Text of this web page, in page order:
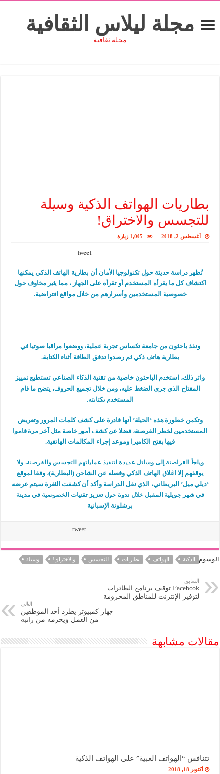
مجلة ليلاس الثقافية
مجلة ثقافية
بطاريات الهواتف الذكية وسيلة
للتجسس والاختراق!
أغسطس 2, 2018 1,005 زيارة
tweet
تُظهر دراسة حديثة حول تكنولوجيا الأمان أن بطارية الهاتف الذكي يمكنها
اكتشاف كل ما يقرأه المستخدم أو تقرأه على الجهاز ، مما يثير مخاوف حول
خصوصية المستخدمين وأسرارهم من خلال مواقع افتراضية.
ونفذ باحثون من جامعة تكساس تجربة عملية، ووضعوا مراقبا صوتيا في
بطارية هاتف ذكي ثم رصدوا تدفق الطاقة أثناء الكتابة.
واثر ذلك، استخدم الباحثون خاصية من تقنية الذكاء الصناعي تستطيع تمييز
المفتاح الذي جرى الضغط عليه، ومن خلال تجميع الحروف، يتضح ما قام
المستخدم بكتابته.
وتكمن خطورة هذه ‘الحيلة’ أنها قادرة على كشف كلمات المرور وتعريض
المستخدمين لخطر القرصنة، فضلا عن كشف أمور خاصة مثل آخر مرة قاموا
فيها بفتح الكاميرا وموعد إجراء المكالمات الهاتفية.
ويلجأ القراصنة إلى وسائل عديدة لتنفيذ عملياتهم للتجسس والقرصنة، ولا
يوقفهم إلا اغلاق الهاتف الذكي وفصله عن الشاحن (البطارية)، وفقا لموقع
‘ديلي ميل’ البريطاني، الذي نقل الدراسة وأكد أن كشفت الثغرة سيتم عرضه
في شهر جويلية المقبل خلال ندوة حول تعزيز تقنيات الخصوصية في مدينة
برشلونة الإسبانية
tweet
الوسوم الذكية الهواتف بطاريات للتجسس والاختراق! وسيلة
السابق
Facebook توقف برنامج الطائرات
لتوفير الإنترنت للمناطق المحرومة
التالي
جهاز كمبيوتر يطرد أحد الموظفين
من العمل ويحرمه من راتبه
مقالات مشابهة
تتنافس “الهواتف الغبية” على الهواتف الذكية
أكتوبر 18, 2018